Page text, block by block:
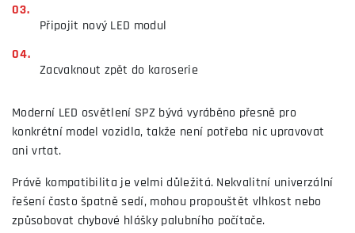
Připojit nový LED modul
Zacvaknout zpět do karoserie
Moderní LED osvětlení SPZ bývá vyráběno přesně pro
konkrétní model vozidla, takže není potřeba nic upravovat
ani vrtat.
Právě kompatibilita je velmi důležitá. Nekvalitní univerzální
řešení často špatně sedí, mohou propouštět vlhkost nebo
způsobovat chybové hlášky palubního počítače.